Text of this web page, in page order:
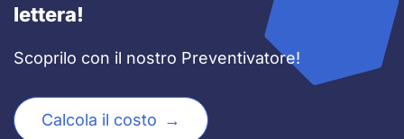
lettera!
Scoprilo con il nostro Preventivatore!
Calcola il costo